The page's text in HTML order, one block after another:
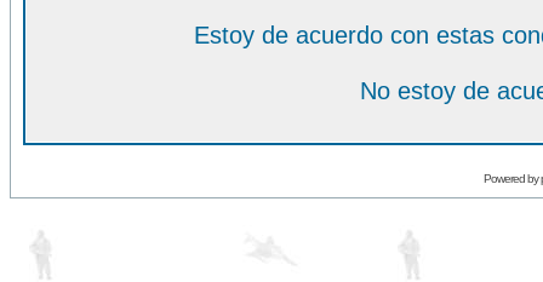
Estoy de acuerdo con estas
No estoy de
Powered by